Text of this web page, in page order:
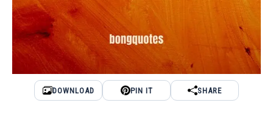
DOWNLOAD PIN IT SHARE